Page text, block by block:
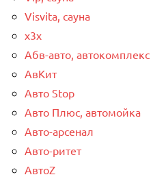
Visvita, сауна
x3x
Абв-авто, автокомплекс
АвКит
Авто Stop
Авто Плюс, автомойка
Авто-арсенал
Авто-ритет
АвтоZ